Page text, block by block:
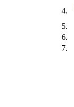
4.
5.
6.
7.